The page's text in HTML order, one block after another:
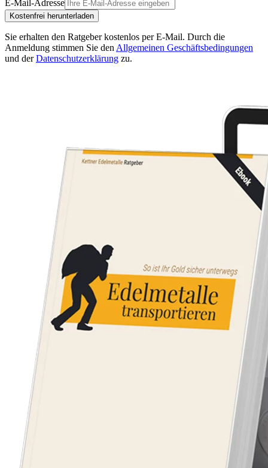
E-Mail-Adresse
Kostenfrei herunterladen
Sie erhalten den Ratgeber kostenlos per E-Mail. Durch die
Anmeldung stimmen Sie den Allgemeinen Geschäftsbedingungen
und derDatenschutzerklärung zu.